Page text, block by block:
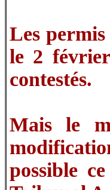
Les
le 2
contestés.
Mais le
possible